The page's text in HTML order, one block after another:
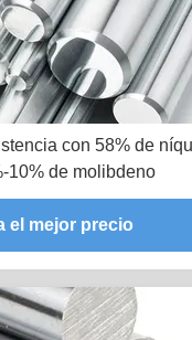
con 58% de
10% de molibdeno
el mejor precio